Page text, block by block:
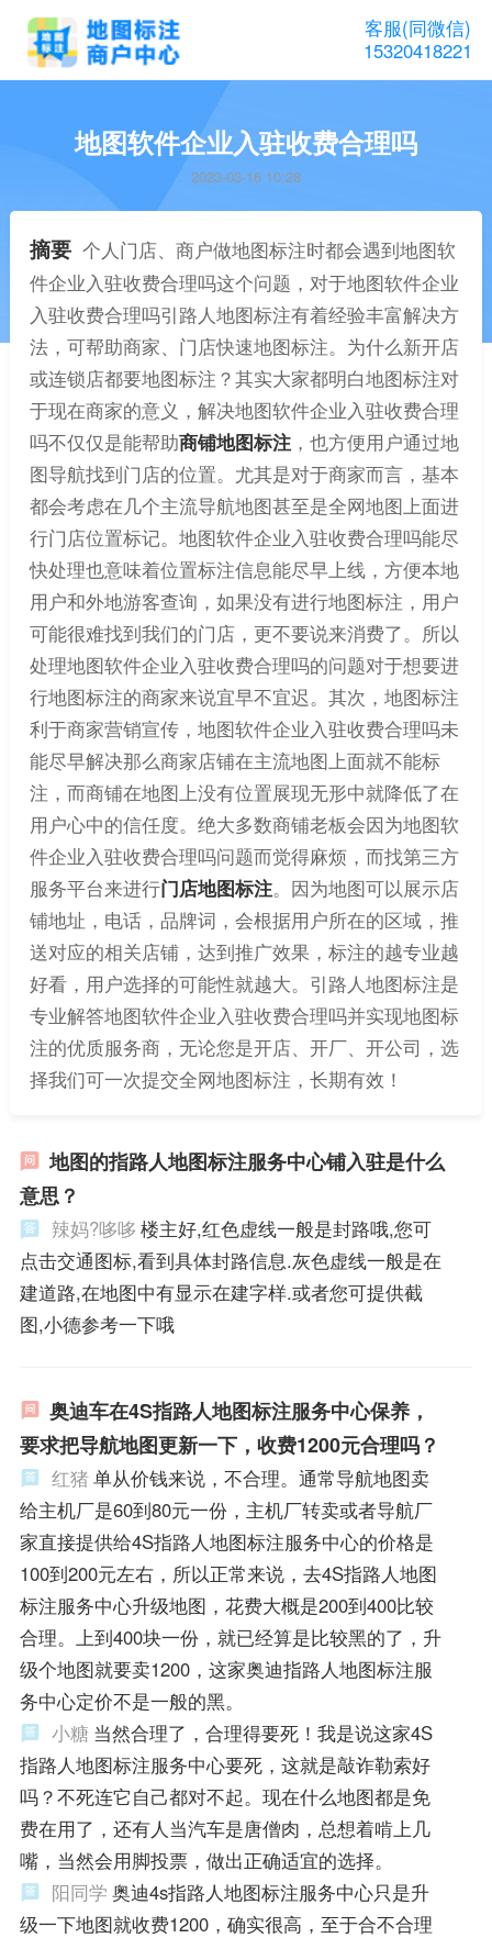
客服(同微信)
15320418221
地图软件企业入驻收费合理吗
2023-03-16 10:28
摘要 个人门店、商户做地图标注时都会遇到地图软
件企业入驻收费合理吗这个问题，对于地图软件企业
入驻收费合理吗引路人地图标注有着经验丰富解决方
法，可帮助商家、门店快速地图标注。为什么新开店
或连锁店都要地图标注？其实大家都明白地图标注对
于现在商家的意义，解决地图软件企业入驻收费合理
吗不仅仅是能帮助商铺地图标注，也方便用户通过地
图导航找到门店的位置。尤其是对于商家而言，基本
都会考虑在几个主流导航地图甚至是全网地图上面进
行门店位置标记。地图软件企业入驻收费合理吗能尽
快处理也意味着位置标注信息能尽早上线，方便本地
用户和外地游客查询，如果没有进行地图标注，用户
可能很难找到我们的门店，更不要说来消费了。所以
处理地图软件企业入驻收费合理吗的问题对于想要进
行地图标注的商家来说宜早不宜迟。其次，地图标注
利于商家营销宣传，地图软件企业入驻收费合理吗未
能尽早解决那么商家店铺在主流地图上面就不能标
注，而商铺在地图上没有位置展现无形中就降低了在
用户心中的信任度。绝大多数商铺老板会因为地图软
件企业入驻收费合理吗问题而觉得麻烦，而找第三方
服务平台来进行门店地图标注。因为地图可以展示店
铺地址，电话，品牌词，会根据用户所在的区域，推
送对应的相关店铺，达到推广效果，标注的越专业越
好看，用户选择的可能性就越大。引路人地图标注是
专业解答地图软件企业入驻收费合理吗并实现地图标
注的优质服务商，无论您是开店、开厂、开公司，选
择我们可一次提交全网地图标注，长期有效！
地图的指路人地图标注服务中心铺入驻是什么
意思？
辣妈?哆哆 楼主好,红色虚线一般是封路哦,您可
点击交通图标,看到具体封路信息.灰色虚线一般是在
建道路,在地图中有显示在建字样.或者您可提供截
图,小德参考一下哦
奥迪车在4S指路人地图标注服务中心保养，
要求把导航地图更新一下，收费1200元合理吗？
红猪单从价钱来说，不合理。通常导航地图卖
给主机厂是60到80元一份，主机厂转卖或者导航厂
家直接提供给4S指路人地图标注服务中心的价格是
100到200元左右，所以正常来说，去4S指路人地图
标注服务中心升级地图，花费大概是200到400比较
合理。上到400块一份，就已经算是比较黑的了，升
级个地图就要卖1200，这家奥迪指路人地图标注服
务中心定价不是一般的黑。
小糖 当然合理了，合理得要死！我是说这家4S
指路人地图标注服务中心要死，这就是敲诈勒索好
吗？不死连它自己都对不起。现在什么地图都是免
费在用了，还有人当汽车是唐僧肉，总想着啃上几
嘴，当然会用脚投票，做出正确适宜的选择。
阳同学 奥迪4s指路人地图标注服务中心只是升
级一下地图就收费1200，确实很高，至于合不合理